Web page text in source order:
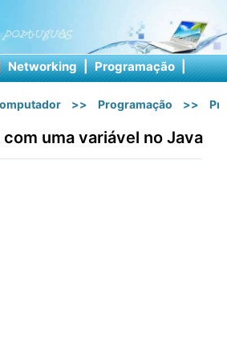
Networking | Programação |
>> Programação >>
uma variável no Java